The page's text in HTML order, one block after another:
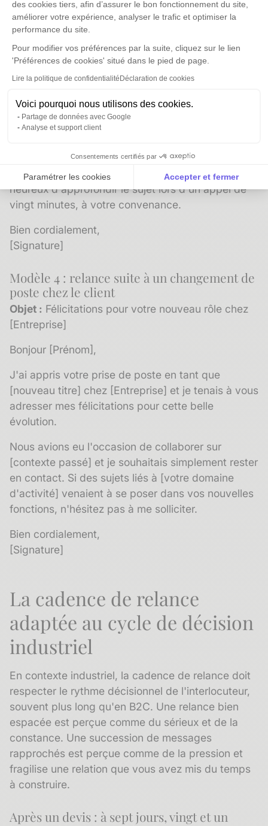
des cookies tiers, afin d’assurer le bon fonctionnement du site,
améliorer votre expérience, analyser le trafic et optimiser la
performance du site.
Pour modifier vos préférences par la suite, cliquez sur le lien
'Préférences de cookies' situé dans le pied de page.
Lire la politique de confidentialitéDéclaration de cookies
Voici pourquoi nous utilisons des cookies.
Partage de données avec Google
Analyse et support client
Consentements certifiés par
Paramétrer les cookies Accepter et fermer
Axeptio consent
Plateforme de Gestion du Consentement :
Objet :Suite à notre rencontre au [nom du salon] :
nos solutions pour [besoin évoqué]
Bonjour [Prénom],
J'ai été ravi d'échanger avec vous lors du [nom du
salon ou de l'événement] la semaine dernière.
Vous m'aviez mentionné [rappel précis du besoin
ou du défi évoqué lors de la conversation].
Je vous transmets ci-joint [document ou lien] qui
correspond précisément à ce point. Je serais
heureux d'approfondir le sujet lors d'un appel de
vingt minutes, à votre convenance.
Bien cordialement,
[Signature]
Modèle 4 : relance suite à un changement de
poste chez le client
Objet : Félicitations pour votre nouveau rôle chez
[Entreprise]
Bonjour [Prénom],
J'ai appris votre prise de poste en tant que
[nouveau titre] chez [Entreprise] et je tenais à vous
adresser mes félicitations pour cette belle
évolution.
Nous avions eu l'occasion de collaborer sur
[contexte passé] et je souhaitais simplement rester
en contact. Si des sujets liés à [votre domaine
d'activité] venaient à se poser dans vos nouvelles
fonctions, n'hésitez pas à me solliciter.
Bien cordialement,
[Signature]
La cadence de relance
adaptée au cycle de décision
industriel
En contexte industriel, la cadence de relance doit
respecter le rythme décisionnel de l'interlocuteur,
souvent plus long qu'en B2C. Une relance bien
espacée est perçue comme du sérieux et de la
constance. Une succession de messages
rapprochés est perçue comme de la pression et
fragilise une relation que vous avez mis du temps
à construire.
Après un devis : à sept jours, vingt et un